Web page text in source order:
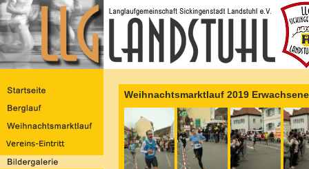
Weihnachtsmarktlauf 2019